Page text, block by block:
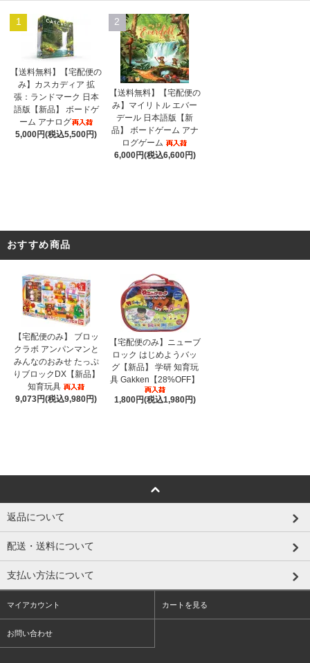
1
【送料無料】【宅配便の
み】カスカディア 拡
張：ランドマーク 日本
語版【新品】 ボードゲ
ーム アナログ
5,000円(税込5,500円)
2
【送料無料】【宅配便の
み】マイリトル エバー
デール 日本語版【新
品】 ボードゲーム アナ
ログゲーム
6,000円(税込6,600円)
おすすめ商品
【宅配便のみ】 ブロッ
クラボ アンパンマンと
みんなのおみせ たっぷ
りブロックDX【新品】
知育玩具
9,073円(税込9,980円)
【宅配便のみ】ニューブ
ロック はじめようバッ
グ【新品】 学研 知育玩
具 Gakken【28%OFF】
1,800円(税込1,980円)
返品について
配送・送料について
支払い方法について
マイアカウント カートを見る
お問い合わせ